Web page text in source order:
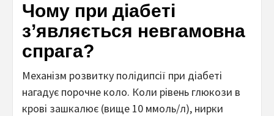
Чому при діабеті
з’являється невгамовна
спрага?
Механізм розвитку полідипсії при діабеті
нагадує порочне коло. Коли рівень глюкози в
крові зашкалює (вище 10 ммоль/л), нирки